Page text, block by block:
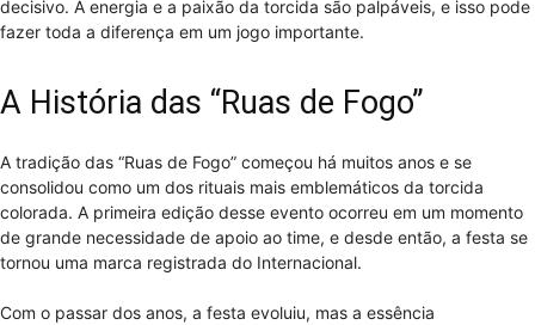
decisivo. A energia e a paixão da torcida são palpáveis, e isso pode
fazer toda a diferença em um jogo importante.
A História das “Ruas de Fogo”
A tradição das “Ruas de Fogo” começou há muitos anos e se
consolidou como um dos rituais mais emblemáticos da torcida
colorada. A primeira edição desse evento ocorreu em um momento
de grande necessidade de apoio ao time, e desde então, a festa se
tornou uma marca registrada do Internacional.
Com o passar dos anos, a festa evoluiu, mas a essência